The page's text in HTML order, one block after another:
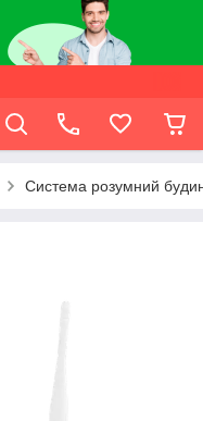
Система розумний